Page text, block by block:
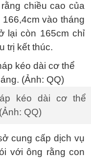
chiều cao của
vào tháng
lại còn 165cm chỉ
trị kết thúc.
kéo dài cơ thể
QQ)
cung cấp dịch vụ
với ông rằng con